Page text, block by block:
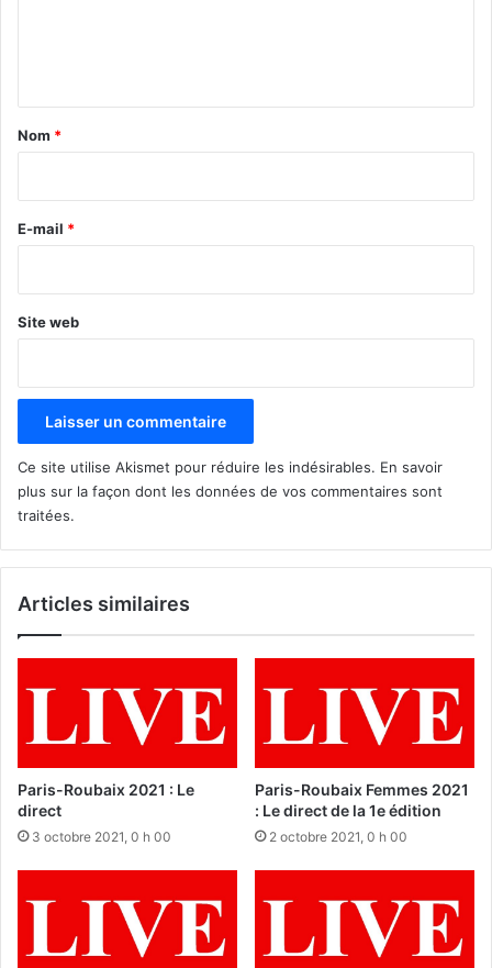
a
e
Nom *
E-mail *
Site web
Ce site utilise Akismet pour réduire les indésirables. En savoir
plus sur la façon dont les données de vos commentaires sont
traitées.
Articles similaires
Paris-Roubaix 2021 : Le
direct
3 octobre 2021, 0 h 00
Paris-Roubaix Femmes 2021
: Le direct de la 1e édition
2 octobre 2021, 0 h 00